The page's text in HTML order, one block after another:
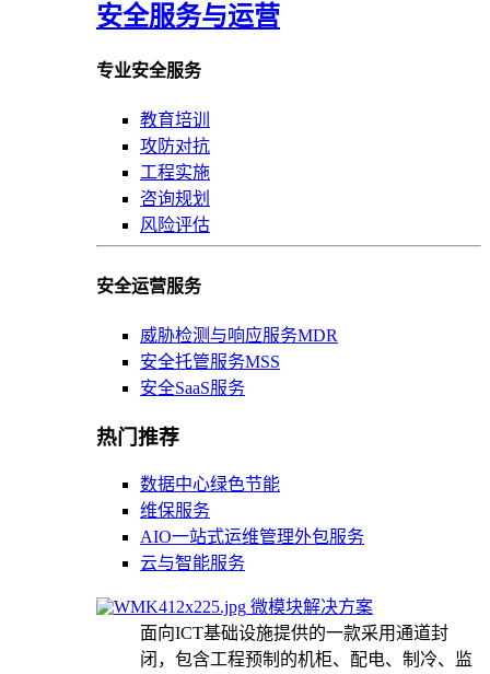
安全服务与运营
专业安全服务
教育培训
攻防对抗
工程实施
咨询规划
风险评估
安全运营服务
威胁检测与响应服务MDR
安全托管服务MSS
安全SaaS服务
热门推荐
数据中心绿色节能
维保服务
AIO一站式运维管理外包服务
云与智能服务
微模块解决方案
面向ICT基础设施提供的一款采用通道封
闭，包含工程预制的机柜、配电、制冷、监